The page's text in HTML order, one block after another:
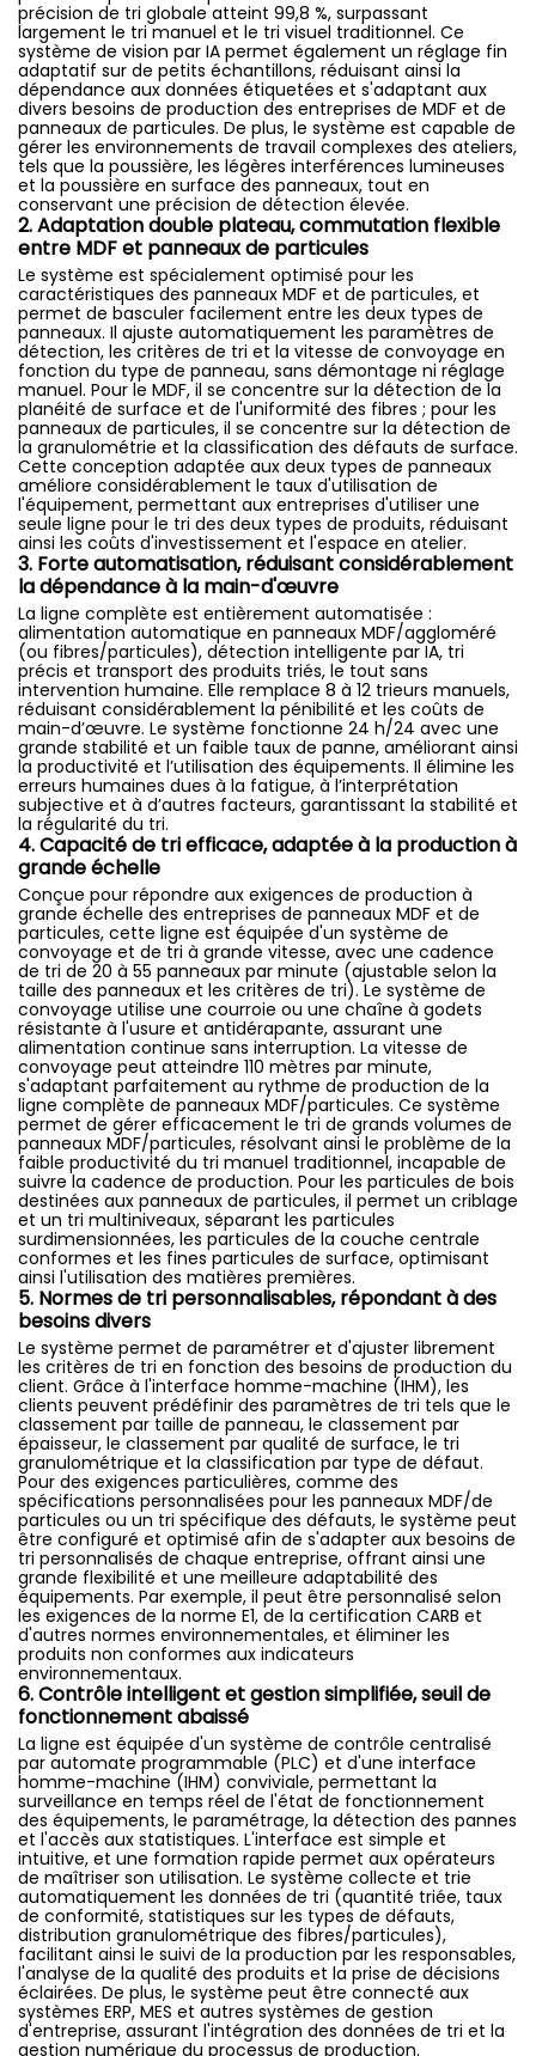
précision de tri globale atteint 99,8 %, surpassant
largement le tri manuel et le tri visuel traditionnel. Ce
système de vision par IA permet également un réglage fin
adaptatif sur de petits échantillons, réduisant ainsi la
dépendance aux données étiquetées et s'adaptant aux
divers besoins de production des entreprises de MDF et de
panneaux de particules. De plus, le système est capable de
gérer les environnements de travail complexes des ateliers,
tels que la poussière, les légères interférences lumineuses
et la poussière en surface des panneaux, tout en
conservant une précision de détection élevée.
2. Adaptation double plateau, commutation flexible
entre MDF et panneaux de particules
Le système est spécialement optimisé pour les
caractéristiques des panneaux MDF et de particules, et
permet de basculer facilement entre les deux types de
panneaux. Il ajuste automatiquement les paramètres de
détection, les critères de tri et la vitesse de convoyage en
fonction du type de panneau, sans démontage ni réglage
manuel. Pour le MDF, il se concentre sur la détection de la
planéité de surface et de l'uniformité des fibres ; pour les
panneaux de particules, il se concentre sur la détection de
la granulométrie et la classification des défauts de surface.
Cette conception adaptée aux deux types de panneaux
améliore considérablement le taux d'utilisation de
l'équipement, permettant aux entreprises d'utiliser une
seule ligne pour le tri des deux types de produits, réduisant
ainsi les coûts d'investissement et l'espace en atelier.
3. Forte automatisation, réduisant considérablement
la dépendance à la main-d'œuvre
La ligne complète est entièrement automatisée :
alimentation automatique en panneaux MDF/aggloméré
(ou fibres/particules), détection intelligente par IA, tri
précis et transport des produits triés, le tout sans
intervention humaine. Elle remplace 8 à 12 trieurs manuels,
réduisant considérablement la pénibilité et les coûts de
main-d’œuvre. Le système fonctionne 24 h/24 avec une
grande stabilité et un faible taux de panne, améliorant ainsi
la productivité et l’utilisation des équipements. Il élimine les
erreurs humaines dues à la fatigue, à l’interprétation
subjective et à d’autres facteurs, garantissant la stabilité et
la régularité du tri.
4. Capacité de tri efficace, adaptée à la production à
grande échelle
Conçue pour répondre aux exigences de production à
grande échelle des entreprises de panneaux MDF et de
particules, cette ligne est équipée d'un système de
convoyage et de tri à grande vitesse, avec une cadence
de tri de 20 à 55 panneaux par minute (ajustable selon la
taille des panneaux et les critères de tri). Le système de
convoyage utilise une courroie ou une chaîne à godets
résistante à l'usure et antidérapante, assurant une
alimentation continue sans interruption. La vitesse de
convoyage peut atteindre 110 mètres par minute,
s'adaptant parfaitement au rythme de production de la
ligne complète de panneaux MDF/particules. Ce système
permet de gérer efficacement le tri de grands volumes de
panneaux MDF/particules, résolvant ainsi le problème de la
faible productivité du tri manuel traditionnel, incapable de
suivre la cadence de production. Pour les particules de bois
destinées aux panneaux de particules, il permet un criblage
et un tri multiniveaux, séparant les particules
surdimensionnées, les particules de la couche centrale
conformes et les fines particules de surface, optimisant
ainsi l'utilisation des matières premières.
5. Normes de tri personnalisables, répondant à des
besoins divers
Le système permet de paramétrer et d'ajuster librement
les critères de tri en fonction des besoins de production du
client. Grâce à l'interface homme-machine (IHM), les
clients peuvent prédéfinir des paramètres de tri tels que le
classement par taille de panneau, le classement par
épaisseur, le classement par qualité de surface, le tri
granulométrique et la classification par type de défaut.
Pour des exigences particulières, comme des
spécifications personnalisées pour les panneaux MDF/de
particules ou un tri spécifique des défauts, le système peut
être configuré et optimisé afin de s'adapter aux besoins de
tri personnalisés de chaque entreprise, offrant ainsi une
grande flexibilité et une meilleure adaptabilité des
équipements. Par exemple, il peut être personnalisé selon
les exigences de la norme E1, de la certification CARB et
d'autres normes environnementales, et éliminer les
produits non conformes aux indicateurs
environnementaux.
6. Contrôle intelligent et gestion simplifiée, seuil de
fonctionnement abaissé
La ligne est équipée d'un système de contrôle centralisé
par automate programmable (PLC) et d'une interface
homme-machine (IHM) conviviale, permettant la
surveillance en temps réel de l'état de fonctionnement
des équipements, le paramétrage, la détection des pannes
et l'accès aux statistiques. L'interface est simple et
intuitive, et une formation rapide permet aux opérateurs
de maîtriser son utilisation. Le système collecte et trie
automatiquement les données de tri (quantité triée, taux
de conformité, statistiques sur les types de défauts,
distribution granulométrique des fibres/particules),
facilitant ainsi le suivi de la production par les responsables,
l'analyse de la qualité des produits et la prise de décisions
éclairées. De plus, le système peut être connecté aux
systèmes ERP, MES et autres systèmes de gestion
d'entreprise, assurant l'intégration des données de tri et la
gestion numérique du processus de production.